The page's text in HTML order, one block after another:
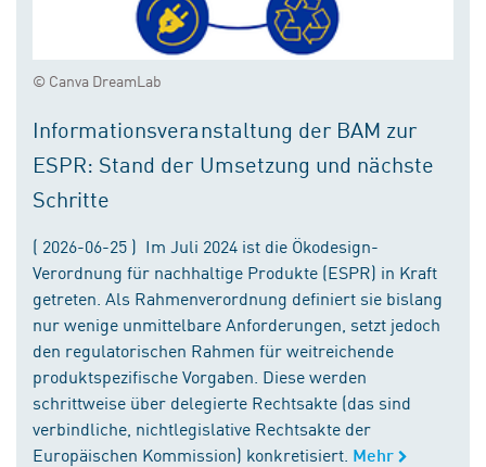
© Canva DreamLab
Informationsveranstaltung der BAM zur
ESPR: Stand der Umsetzung und nächste
Schritte
( 2026-06-25 ) Im Juli 2024 ist die Ökodesign-
Verordnung für nachhaltige Produkte (ESPR) in Kraft
getreten. Als Rahmenverordnung definiert sie bislang
nur wenige unmittelbare Anforderungen, setzt jedoch
den regulatorischen Rahmen für weitreichende
produktspezifische Vorgaben. Diese werden
schrittweise über delegierte Rechtsakte (das sind
verbindliche, nichtlegislative Rechtsakte der
Europäischen Kommission) konkretisiert. Mehr